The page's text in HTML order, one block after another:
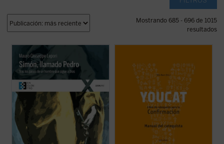
Mostrando 685 - 696 de 1015
resultados
tener toda su vida bajo control. Su casa, su
familia, la pesca: era fácil gestionar su
pequeño mundo. (...) Ahora, en cambio,
de personas de toda raza y lengua ...(ver
ficha)
Confirmación.
En él encontrarás un buen programa de
entrenamiento, muchos consejos para una
vida emocionante con Dios, pero ante todo,
encuentras referencias a dos ...(ver ficha)